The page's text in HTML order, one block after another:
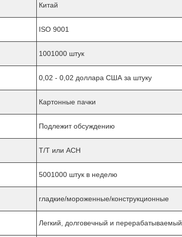
Китай
ISO 9001
1001000 штук
0,02 - 0,02 доллара США за штуку
Картонные пачки
Подлежит обсуждению
T/T или ACH
5001000 штук в неделю
гладкие/мороженные/конструкционные
Легкий, долговечный и перерабатываемый